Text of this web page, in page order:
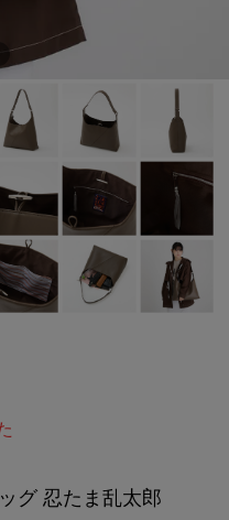
グ 忍たま乱太郎